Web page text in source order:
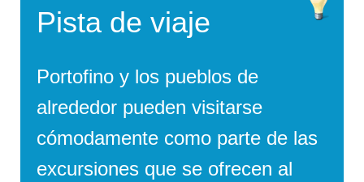
Pista de viaje
Portofino y los pueblos de
alrededor pueden visitarse
cómodamente como parte de las
excursiones que se ofrecen al